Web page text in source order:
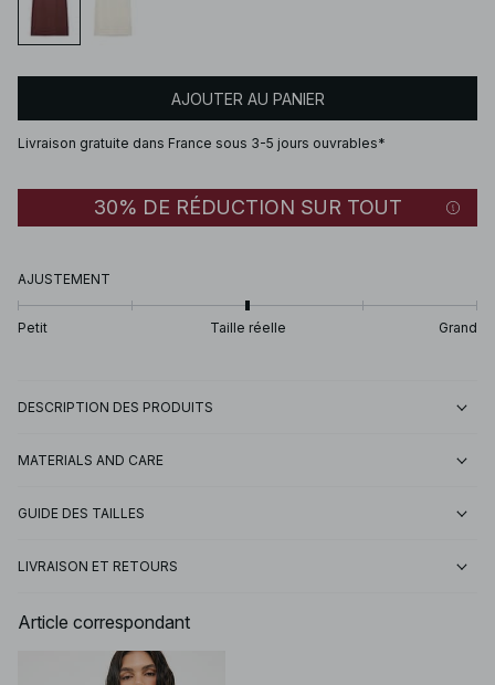
AJOUTER AU PANIER
Livraison gratuite dans France sous 3-5 jours ouvrables*
30% DE RÉDUCTION SUR TOUT
AJUSTEMENT
Petit Taille réelle Grand
DESCRIPTION DES PRODUITS
MATERIALS AND CARE
GUIDE DES TAILLES
LIVRAISON ET RETOURS
Article correspondant